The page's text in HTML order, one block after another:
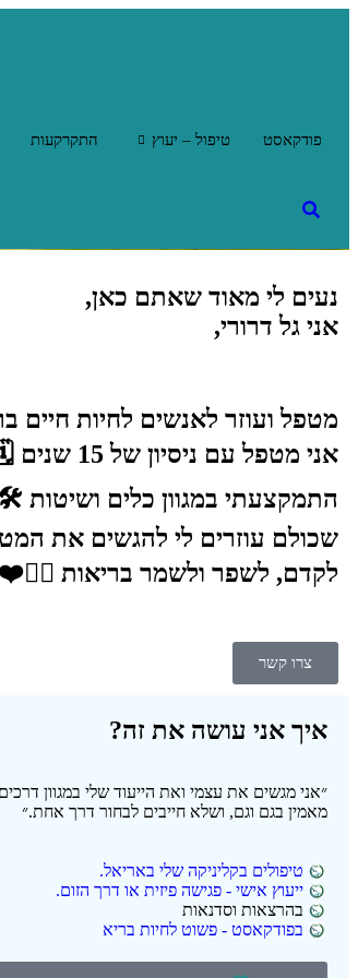
פודקאסט טיפול – יעוץ התקרקעות
נעים לי מאוד שאתם כאן,
אני גל דרורי,
מטפל ועוזר לאנשים לחיות חיים
אני מטפל עם ניסיון של 15 שנים 🗓️,
התמקצעתי במגוון כלים ושיטות
שכולם עוזרים לי להגשים את
לקדם, לשפר ולשמר בריאות
צרו קשר
איך אני עושה את זה?
״אני מגשים את עצמי ואת הייעוד שלי במגוון
מאמין בגם וגם, ושלא חייבים לבחור דרך אחת.״
טיפולים בקליניקה שלי באריאל.
ייעוץ אישי - פגישה פיזית או דרך הזום.
בהרצאות וסדנאות
בפודקאסט - פשוט לחיות בריא